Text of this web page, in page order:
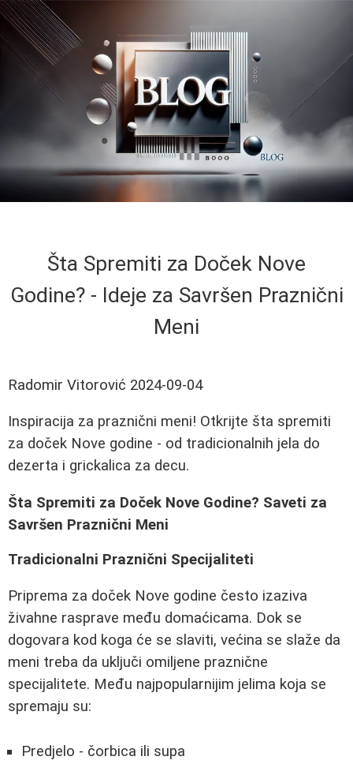
Šta Spremiti za Doček Nove
Godine? - Ideje za Savršen Praznični
Meni
Radomir Vitorović 2024-09-04
Inspiracija za praznični meni! Otkrijte šta spremiti
za doček Nove godine - od tradicionalnih jela do
dezerta i grickalica za decu.
Šta Spremiti za Doček Nove Godine? Saveti za
Savršen Praznični Meni
Tradicionalni Praznični Specijaliteti
Priprema za doček Nove godine često izaziva
živahne rasprave među domaćicama. Dok se
dogovara kod koga će se slaviti, većina se slaže da
meni treba da uključi omiljene praznične
specijalitete. Među najpopularnijim jelima koja se
spremaju su:
Predjelo - čorbica ili supa